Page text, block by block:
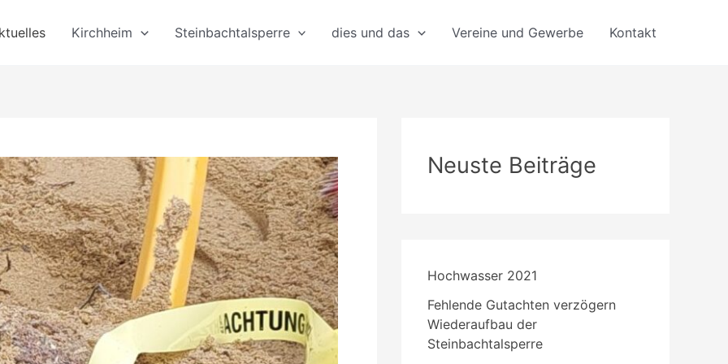
Kirchheim Steinbachtalsperre dies und das Vereine und Gewerbe Kontakt
Neuste Beiträge
Hochwasser 2021
Fehlende Gutachten verzögern
Wiederaufbau der
Steinbachtalsperre